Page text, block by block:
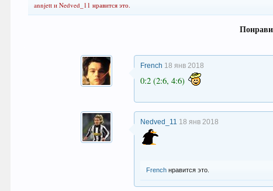
annjett иNedved_11 нравится это.
French 18 янв 2018
0:2 (2:6, 4:6)
Nedved_11 18 янв 2018
French нравится это.